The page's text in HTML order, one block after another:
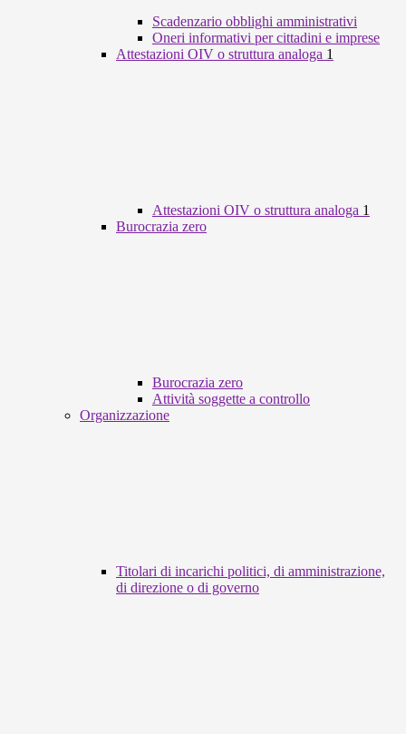
Scadenzario obblighi amministrativi
Oneri informativi per cittadini e imprese
Attestazioni OIV o struttura analoga 1
Attestazioni OIV o struttura analoga 1
Burocrazia zero
Burocrazia zero
Attività soggette a controllo
Organizzazione
Titolari di incarichi politici, di amministrazione,
di direzione o di governo